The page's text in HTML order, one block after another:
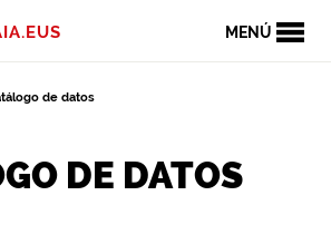
MENÚ
de datos
DE DATOS